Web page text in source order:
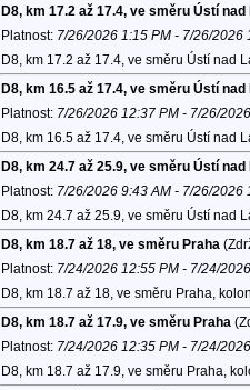
D8, km 17.2 až 17.4, ve směru Ústí nad
Platnost: 7/26/2026 1:15 PM - 7/26/2026
D8, km 17.2 až 17.4, ve směru Ústí nad
D8, km 16.5 až 17.4, ve směru Ústí nad
Platnost: 7/26/2026 12:37 PM - 7/26/
D8, km 16.5 až 17.4, ve směru Ústí nad
D8, km 24.7 až 25.9, ve směru Ústí nad
Platnost: 7/26/2026 9:43 AM - 7/26/2026
D8, km 24.7 až 25.9, ve směru Ústí nad
D8, km 18.7 až 18, ve směru Praha
Platnost: 7/24/2026 12:55 PM - 7/24/
D8, km 18.7 až 18, ve směru Praha,
D8, km 18.7 až 17.9, ve směru Praha
Platnost: 7/24/2026 12:35 PM - 7/24/
D8, km 18.7 až 17.9, ve směru Praha,